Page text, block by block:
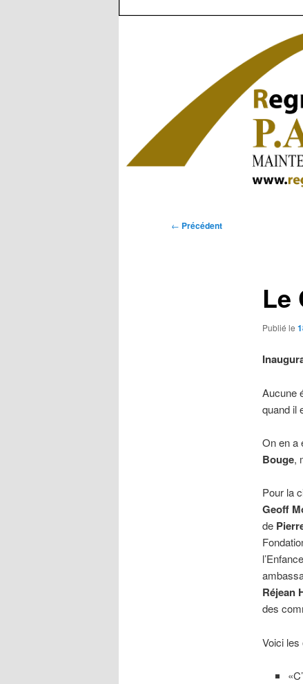
Navigation
← Précédent
Le
Publié le
Aucune
quand il
On en a
Bouge,
Pour la
Geoff
de
Réjean
des
Voici